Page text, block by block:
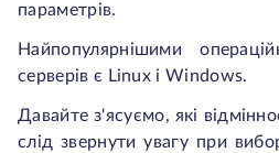
параметрів.
Найпопулярнішими
серверів є Linux і Windows.
Давайте з'ясуємо, які
слід звернути увагу при